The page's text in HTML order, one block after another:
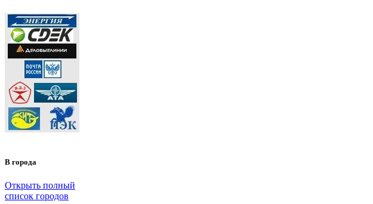
В города
Открыть полный
список городов